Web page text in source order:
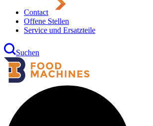
Contact
Offene Stellen
Service und Ersatzteile
Suchen